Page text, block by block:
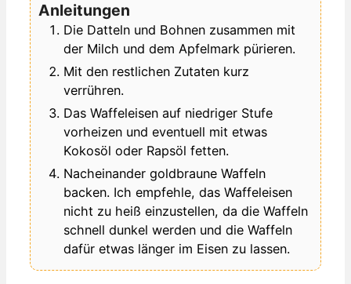
Anleitungen
Die Datteln und Bohnen zusammen mit
der Milch und dem Apfelmark pürieren.
Mit den restlichen Zutaten kurz
verrühren.
Das Waffeleisen auf niedriger Stufe
vorheizen und eventuell mit etwas
Kokosöl oder Rapsöl fetten.
Nacheinander goldbraune Waffeln
backen. Ich empfehle, das Waffeleisen
nicht zu heiß einzustellen, da die Waffeln
schnell dunkel werden und die Waffeln
dafür etwas länger im Eisen zu lassen.